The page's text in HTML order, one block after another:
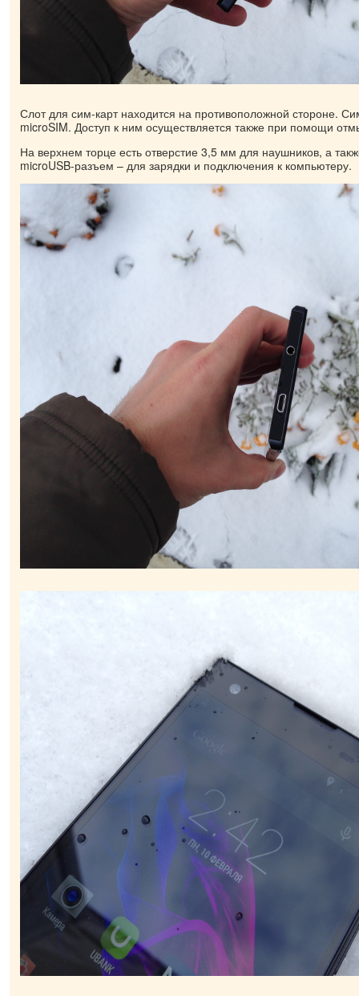
Слот для сим-карт находится на противоположной стороне.
microSIM. Доступ к ним осуществляется также при помощи
На верхнем торце есть отверстие 3,5 мм для наушников, а
microUSB-разъем – для зарядки и подключения к компьютеру.